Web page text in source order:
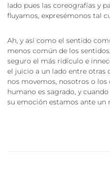
lado pues las coreografías y
fluyamos, expresémonos tal
Ah, y así como el sentido
menos común de los
seguro el más ridículo e
el juicio a un lado entre otras
nos movemos, nosotros o
humano es sagrado, y
su emoción estamos ante un